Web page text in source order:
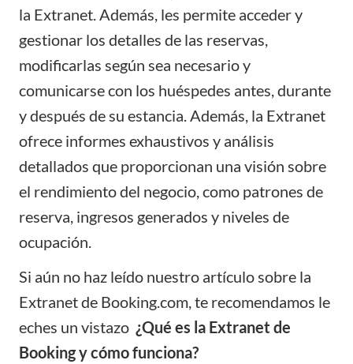
la Extranet. Además, les permite acceder y
gestionar los detalles de las reservas,
modificarlas según sea necesario y
comunicarse con los huéspedes antes, durante
y después de su estancia. Además, la Extranet
ofrece informes exhaustivos y análisis
detallados que proporcionan una visión sobre
el rendimiento del negocio, como patrones de
reserva, ingresos generados y niveles de
ocupación.
Si aún no haz leído nuestro artículo sobre la
Extranet de Booking.com, te recomendamos le
eches un vistazo ¿Qué es la Extranet de
Booking y cómo funciona?